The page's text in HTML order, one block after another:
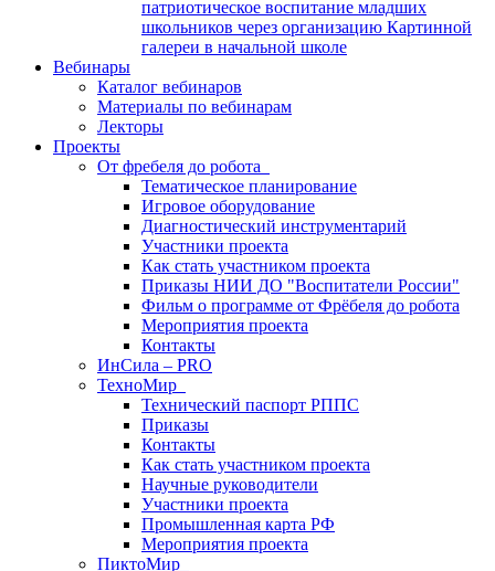
патриотическое воспитание младших
школьников через организацию Картинной
галереи в начальной школе
Вебинары
Каталог вебинаров
Материалы по вебинарам
Лекторы
Проекты
От фребеля до робота
Тематическое планирование
Игровое оборудование
Диагностический инструментарий
Участники проекта
Как стать участником проекта
Приказы НИИ ДО "Воспитатели России"
Фильм о программе от Фрёбеля до робота
Мероприятия проекта
Контакты
ИнСила – PRO
ТехноМир
Технический паспорт РППС
Приказы
Контакты
Как стать участником проекта
Научные руководители
Участники проекта
Промышленная карта РФ
Мероприятия проекта
ПиктоМир